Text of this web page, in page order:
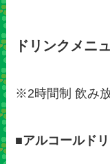
ドリンクメニ
※2時間制 飲み
■アルコールド